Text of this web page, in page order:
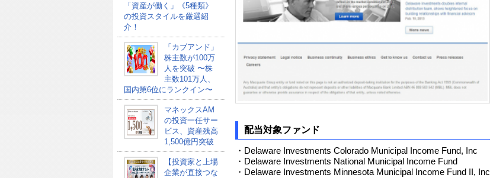
「資産が働く」《5種類》
の投資スタイルを厳選紹
介！
「カブアンド」
株主数が100万
人を突破 〜株
主数101万人、
国内第6位にランクイン〜
マネックスAM
の投資一任サー
ビス、資産残高
1,500億円突破
【投資家と上場
企業が直接つな
配当対象ファンド
・Delaware Investments Colorado Municipal Income Fund, Inc
・Delaware Investments National Municipal Income Fund
・Delaware Investments Minnesota Municipal Income Fund II, Inc